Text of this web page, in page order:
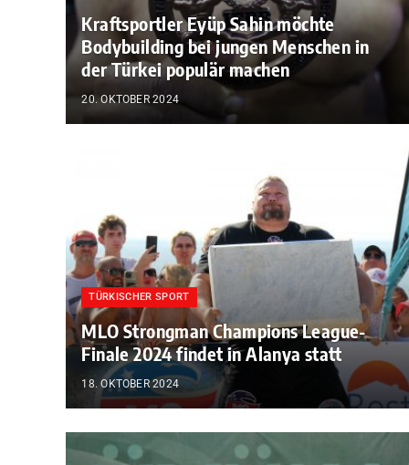
Kraftsportler Eyüp Sahin möchte
Bodybuilding bei jungen Menschen in
der Türkei populär machen
20. OKTOBER 2024
TÜRKISCHER SPORT
MLO Strongman Champions League-
Finale 2024 findet in Alanya statt
18. OKTOBER 2024